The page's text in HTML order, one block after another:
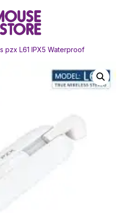
pzx L61 IPX5 Waterproof